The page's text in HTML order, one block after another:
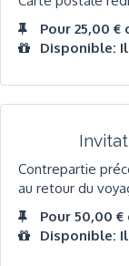
Pour 25,00 €
Disponible:
Contrepartie
au retour du
Pour 50,00 €
Disponible: